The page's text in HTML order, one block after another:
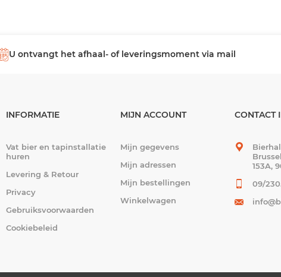
U ontvangt het afhaal- of leveringsmoment via mail
INFORMATIE
Vat bier en tapinstallatie
huren
Levering & Retour
Privacy
Gebruiksvoorwaarden
Cookiebeleid
MIJN ACCOUNT
Mijn gegevens
Mijn adressen
Mijn bestellingen
Winkelwagen
CONTACT
153A,
09/